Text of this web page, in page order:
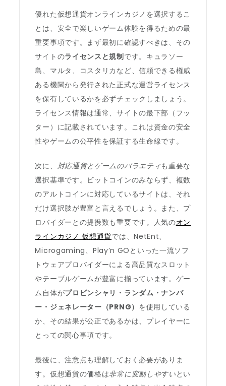
優れた仮想通貨オンラインカジノを選択するこ
とは、安全で楽しいゲーム体験を得るための最
重要事項です。まず最初に確認すべきは、その
サイトのライセンスと規制です。キュラソー
島、マルタ、コスタリカなど、信頼できる権威
ある機関から発行された正式な運営ライセンス
を保有しているかを必ずチェックしましょう。
ライセンス情報は通常、サイトの最下部（フッ
ター）に記載されています。これは資金の安全
性やゲームの公平性を保証する生命線です。
次に、 対応通貨とゲームのバラエティも重要な
選択基準です。ビットコインのみならず、複数
のアルトコインに対応しているサイトは、それ
だけ選択肢が豊富と言えるでしょう。また、プ
ロバイダーとの提携数も重要です。人気のオン
ラインカジノ 仮想通貨では、NetEnt、
Microgaming、Play’n GOといった一流ソフ
トウェアプロバイダーによる高品質なスロット
やテーブルゲームが豊富に揃っています。ゲー
ム自体がプロビンシャリ・ランダム・ナンバ
ー・ジェネレーター（PRNG） を使用している
か、その結果が公正であるかは、プレイヤーに
とっての関心事項です。
最後に、注意点も理解しておく必要がありま
す。仮想通貨の価格は非常に変動しやすいとい